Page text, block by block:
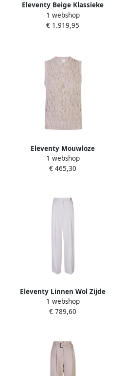
Eleventy Beige Klassieke
Kraag Geperforeerde Shirt
Beige Dames
1 webshop
€ 1.919,95
Eleventy Mouwloze
Katoenen Linnen Metallic
Gebreide Top Beige Dames
1 webshop
€ 465,30
Eleventy Linnen Wol Zijde
Broek Dubbele Plooien
Beige Dames
1 webshop
€ 789,60